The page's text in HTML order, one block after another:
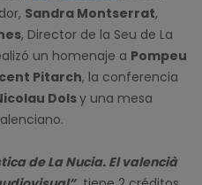
Sandra Montserrat,
, Director de la Seu de La
un homenaje a Pompeu
Pitarch, la conferencia
Dolsy una mesa
de La Nucia. El valencià